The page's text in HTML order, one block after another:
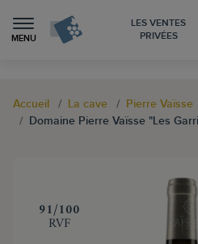
MENU
LES VENTES
PRIVÉES
Accueil La cave
Pierre Vaïsse
Domaine Pierre Vaïsse "Les
‍91/100
RVF